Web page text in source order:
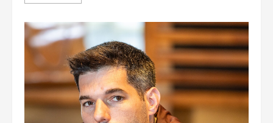
El
Syncro
Film
Fest
presentó
la
programación
de
su
tercera
edición